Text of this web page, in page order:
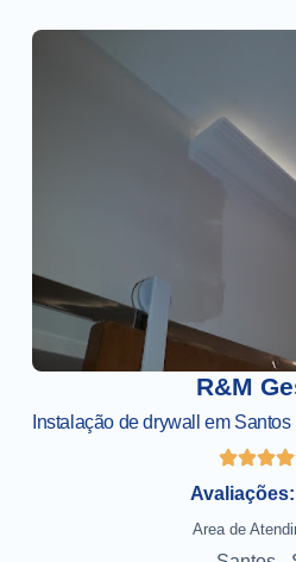
R&M
Instalação de drywall em
Area de